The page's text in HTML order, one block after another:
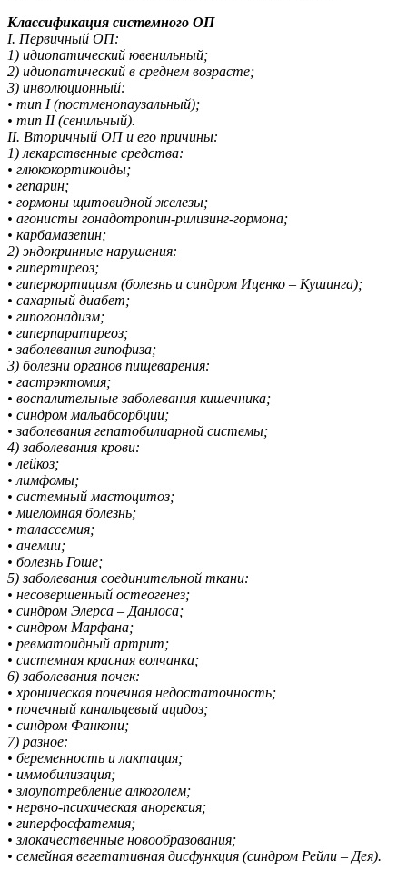
Классификация системного ОП
І. Первичный ОП:
1) идиопатический ювенильный;
2) идиопатический в среднем возрасте;
3) инволюционный:
• тип I (постменопаузальный);
• тип II (сенильный).
ІІ. Вторичный ОП и его причины:
1) лекарственные средства:
• глюкокортикоиды;
• гепарин;
• гормоны щитовидной железы;
• агонисты гонадотропин-рилизинг-гормона;
• карбамазепин;
2) эндокринные нарушения:
• гипертиреоз;
• гиперкортицизм (болезнь и синдром Иценко – Кушинга);
• сахарный диабет;
• гипогонадизм;
• гиперпаратиреоз;
• заболевания гипофиза;
3) болезни органов пищеварения:
• гастрэктомия;
• воспалительные заболевания кишечника;
• синдром мальабсорбции;
• заболевания гепатобилиарной системы;
4) заболевания крови:
• лейкоз;
• лимфомы;
• системный мастоцитоз;
• миеломная болезнь;
• талассемия;
• анемии;
• болезнь Гоше;
5) заболевания соединительной ткани:
• несовершенный остеогенез;
• синдром Элерса – Данлоса;
• синдром Марфана;
• ревматоидный артрит;
• системная красная волчанка;
6) заболевания почек:
• хроническая почечная недостаточность;
• почечный канальцевый ацидоз;
• синдром Фанкони;
7) разное:
• беременность и лактация;
• иммобилизация;
• злоупотребление алкоголем;
• нервно-психическая анорексия;
• гиперфосфатемия;
• злокачественные новообразования;
• семейная вегетативная дисфункция (синдром Рейли – Дея).